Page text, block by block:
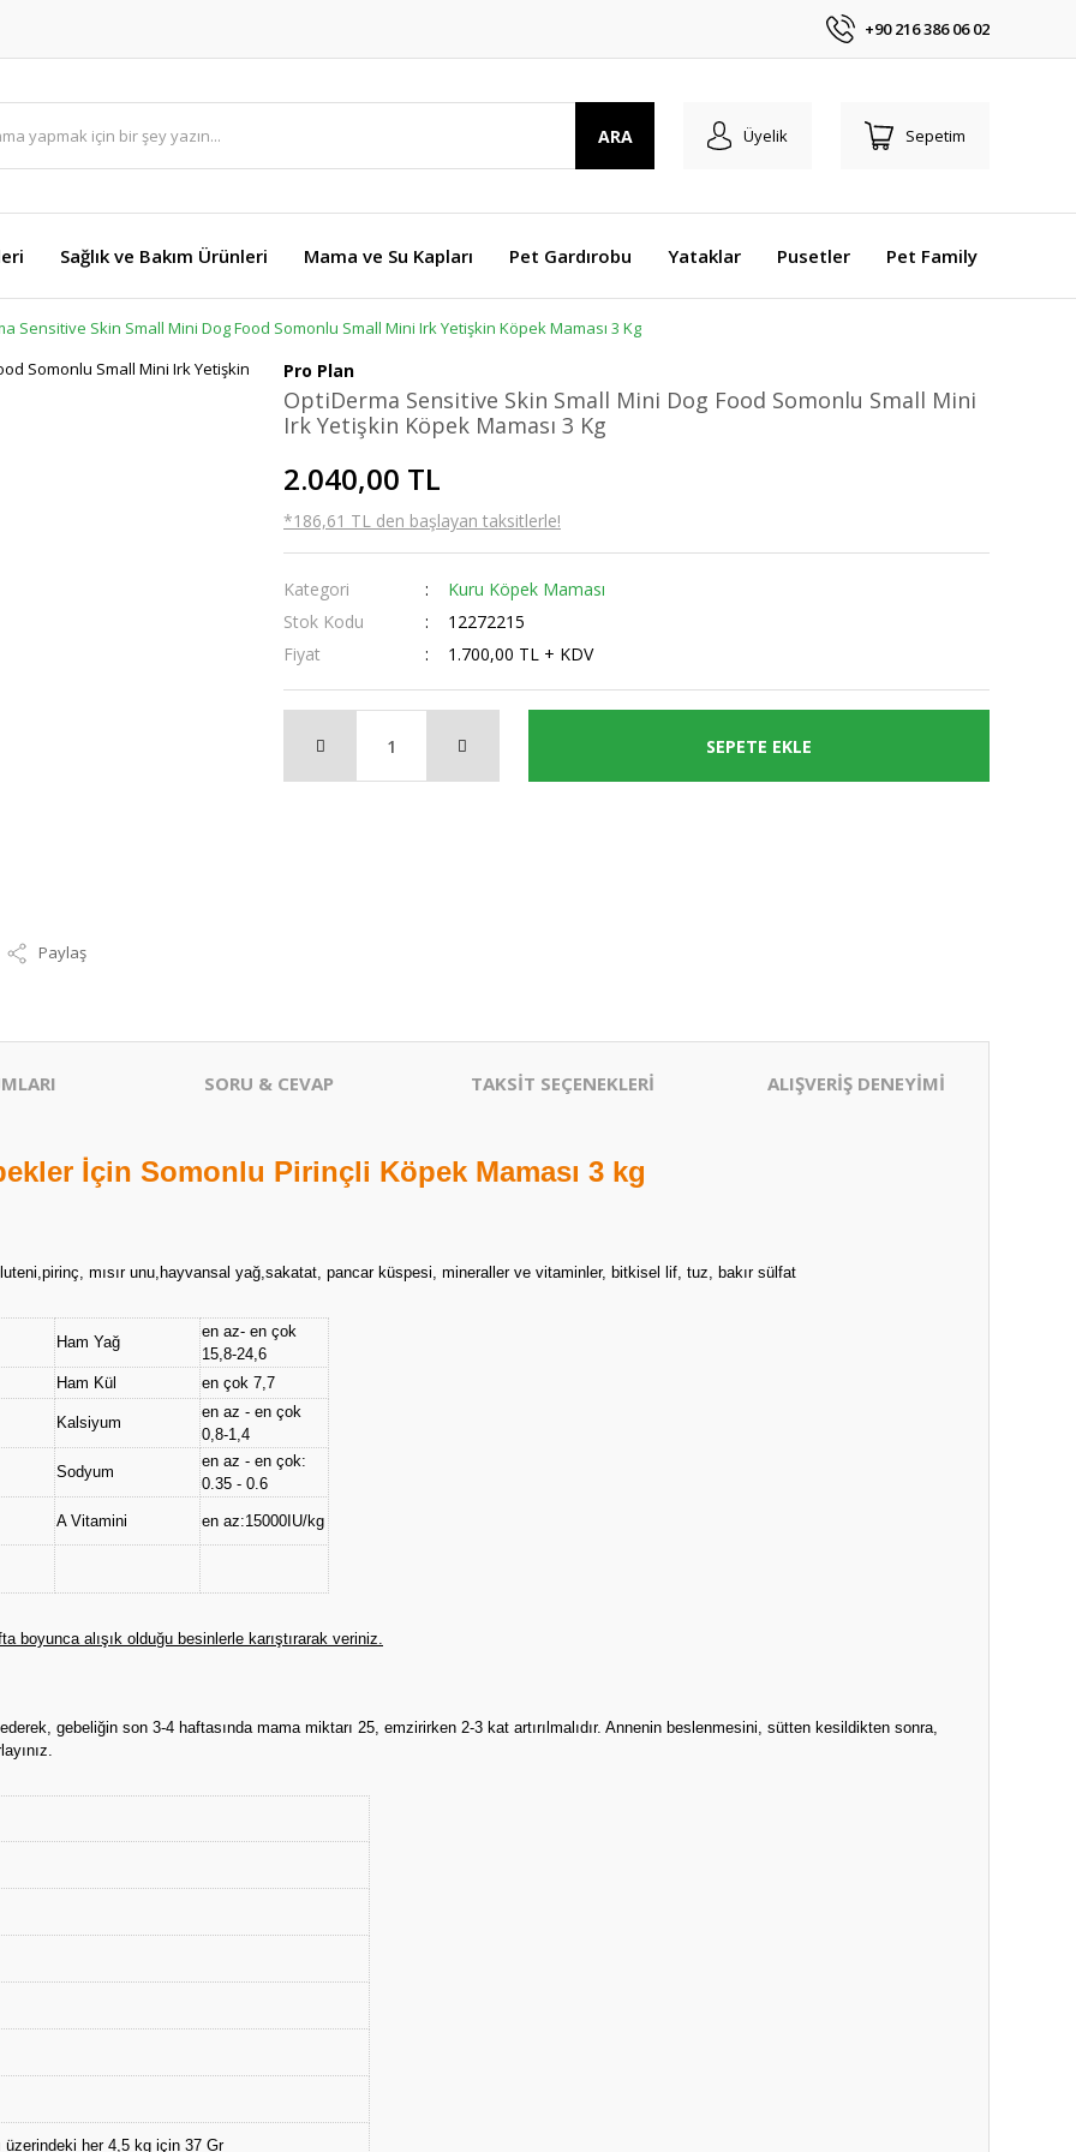
+90 216 386 06 02
ARA Üyelik Sepetim
Sağlık ve Bakım Ürünleri Mama ve Su Kapları Pet Gardırobu Yataklar Pusetler Pet Family
Sensitive Skin Small Mini Dog Food Somonlu Small Mini Irk Yetişkin Köpek Maması 3 Kg
Paylaş
Pro Plan
OptiDerma Sensitive Skin Small Mini Dog Food Somonlu Small Mini
Irk Yetişkin Köpek Maması 3 Kg
2.040,00 TL
*186,61 TL den başlayan taksitlerle!
Kategori
Kuru Köpek Maması
Stok Kodu
12272215
Fiyat
1.700,00 TL + KDV
SEPETE EKLE
SORU & CEVAP TAKSİT SEÇENEKLERİ ALIŞVERİŞ DENEYİMİ
İçin Somonlu Pirinçli Köpek Maması 3 kg
mısır unu,hayvansal yağ,sakatat, pancar küspesi, mineraller ve vitaminler, bitkisel lif, tuz, bakır sülfat
Ham Yağ
en az- en çok
15,8-24,6
Ham Kül en çok 7,7
Kalsiyum
en az - en çok
0,8-1,4
Sodyum
en az - en çok:
0.35 - 0.6
A Vitamini en az:15000IU/kg
boyunca alışık olduğu besinlerle karıştırarak veriniz.
gebeliğin son 3-4 haftasında mama miktarı 25, emzirirken 2-3 kat artırılmalıdır. Annenin beslenmesini, sütten kesildikten sonra,
üzerindeki her 4,5 kg için 37 Gr